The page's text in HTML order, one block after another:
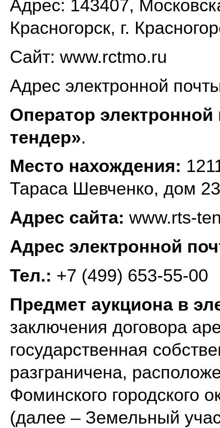
Адрес: 143407,
Красногорск, г.
Сайт: www.rctmo.ru
Адрес электронной
Оператор
тендер».
Место нахождения:
Тараса Шевченко, дом
Адрес сайта: www.rts-
Адрес электронной
Тел.: +7 (499) 653-55-00
Предмет аукциона в
заключения договора
государственная
разграничена,
Фоминского городского
(далее – Земельный